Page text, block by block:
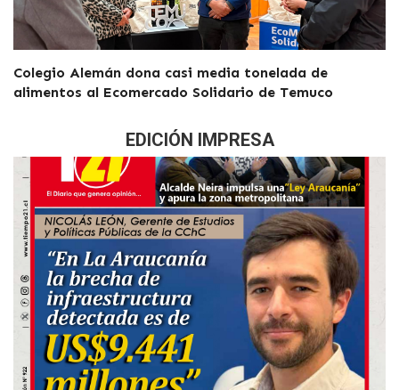
Colegio Alemán dona casi media tonelada de
alimentos al Ecomercado Solidario de Temuco
EDICIÓN IMPRESA